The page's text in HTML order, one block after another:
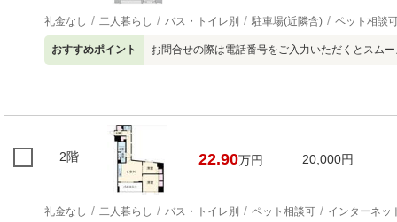
礼金なし 二人暮らし バス・トイレ別 駐車場(近隣含) ペット相談
おすすめポイント お問合せの際は電話番号をご入力いただくとスム
2階 22.90万円 20,000円
礼金なし 二人暮らし バス・トイレ別 ペット相談可 インターネッ